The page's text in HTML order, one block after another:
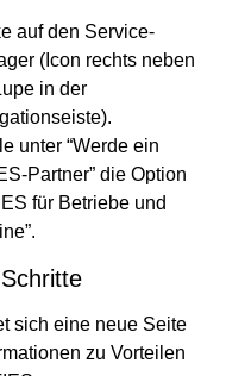
auf den Service-
(Icon rechts neben
in der
unter “Werde ein
Partner” die Option
für Betriebe und
sich eine neue Seite
zu Vorteilen